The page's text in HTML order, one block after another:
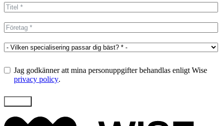
+1
Jag godkänner att mina personuppgifter behandlas enligt Wise
privacy policy.